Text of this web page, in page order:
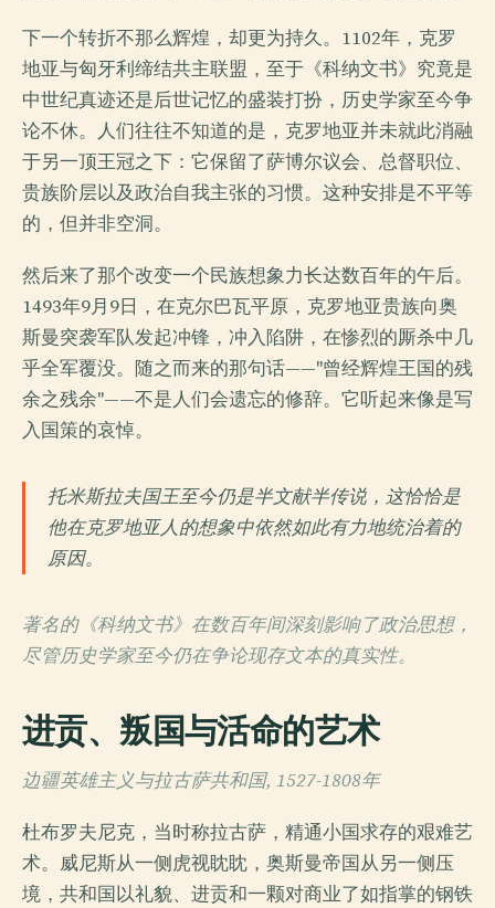
下一个转折不那么辉煌，却更为持久。1102年，克罗
地亚与匈牙利缔结共主联盟，至于《科纳文书》究竟是
中世纪真迹还是后世记忆的盛装打扮，历史学家至今争
论不休。人们往往不知道的是，克罗地亚并未就此消融
于另一顶王冠之下：它保留了萨博尔议会、总督职位、
贵族阶层以及政治自我主张的习惯。这种安排是不平等
的，但并非空洞。
然后来了那个改变一个民族想象力长达数百年的午后。
1493年9月9日，在克尔巴瓦平原，克罗地亚贵族向奥
斯曼突袭军队发起冲锋，冲入陷阱，在惨烈的厮杀中几
乎全军覆没。随之而来的那句话——"曾经辉煌王国的残
余之残余"——不是人们会遗忘的修辞。它听起来像是写
入国策的哀悼。
托米斯拉夫国王至今仍是半文献半传说，这恰恰是
他在克罗地亚人的想象中依然如此有力地统治着的
原因。
著名的《科纳文书》在数百年间深刻影响了政治思想，
尽管历史学家至今仍在争论现存文本的真实性。
进贡、叛国与活命的艺术
边疆英雄主义与拉古萨共和国, 1527-1808年
杜布罗夫尼克，当时称拉古萨，精通小国求存的艰难艺
术。威尼斯从一侧虎视眈眈，奥斯曼帝国从另一侧压
境，共和国以礼貌、进贡和一颗对商业了如指掌的钢铁